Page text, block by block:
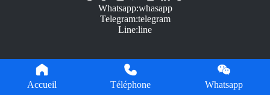
Whatsapp:whasapp
Telegram:telegram
Line:line
Accueil Téléphone Whatsapp